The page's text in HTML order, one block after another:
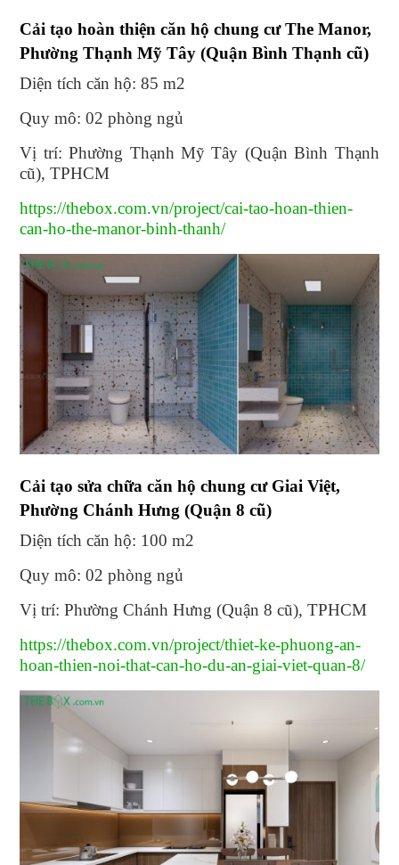
Cải tạo hoàn thiện căn hộ chung cư The Manor,
Phường Thạnh Mỹ Tây (Quận Bình Thạnh cũ)
Diện tích căn hộ: 85 m2
Quy mô: 02 phòng ngủ
Vị trí: Phường Thạnh Mỹ Tây (Quận Bình Thạnh
cũ), TPHCM
https://thebox.com.vn/project/cai-tao-hoan-thien-
can-ho-the-manor-binh-thanh/
Cải tạo sửa chữa căn hộ chung cư Giai Việt,
Phường Chánh Hưng (Quận 8 cũ)
Diện tích căn hộ: 100 m2
Quy mô: 02 phòng ngủ
Vị trí: Phường Chánh Hưng (Quận 8 cũ), TPHCM
https://thebox.com.vn/project/thiet-ke-phuong-an-
hoan-thien-noi-that-can-ho-du-an-giai-viet-quan-8/